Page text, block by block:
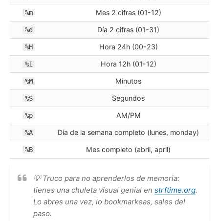
%m Mes 2 cifras (01-12)
%d Día 2 cifras (01-31)
%H Hora 24h (00-23)
%I Hora 12h (01-12)
%M Minutos
%S Segundos
%p AM/PM
%A Día de la semana completo (lunes, monday)
%B Mes completo (abril, april)
💡 Truco para no aprenderlos de memoria:
tienes una chuleta visual genial en strftime.org.
Lo abres una vez, lo bookmarkeas, sales del
paso.